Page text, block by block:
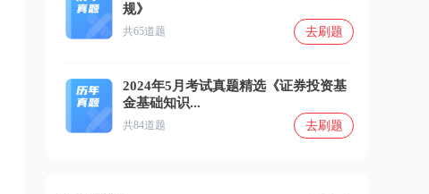
规》
共65道题 去刷题
2024年5月考试真题精选《证券投资基
金基础知识...
共84道题 去刷题